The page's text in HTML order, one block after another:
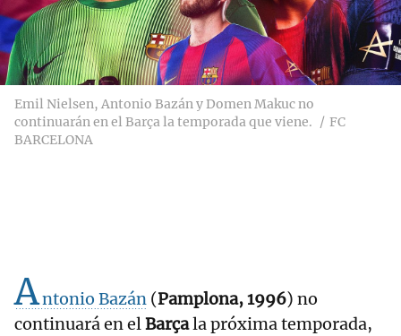
Emil Nielsen, Antonio Bazán y Domen Makuc no
continuarán en el Barça la temporada que viene.
FC
BARCELONA
Antonio Bazán (Pamplona, 1996) no
continuará en elBarçala próxima temporada,